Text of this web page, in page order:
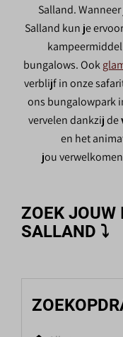
Salland.
Salland kun je
bungalows. Ook
verblijf in onze
ons bungalowpark
vervelen dankzij de
en het
jou
ZOEK JOUW
SALLAND ⤵